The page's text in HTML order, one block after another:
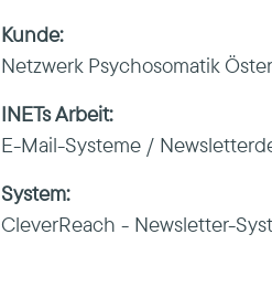
Kunde:
Netzwerk Psychosomatik
INETs Arbeit:
E-Mail-Systeme /
System:
CleverReach - Newsletter-